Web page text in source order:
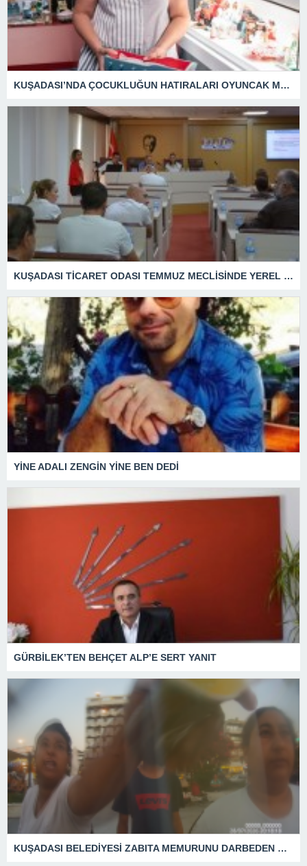
KUŞADASI’NDA ÇOCUKLUĞUN HATIRALARI OYUNCAK MÜZESİNDE HAYAT BULACAK
KUŞADASI TİCARET ODASI TEMMUZ MECLİSİNDE YEREL İŞLETMELERE ANLAMLI DESTEK
YİNE ADALI ZENGİN YİNE BEN DEDİ
GÜRBİLEK’TEN BEHÇET ALP’E SERT YANIT
KUŞADASI BELEDİYESİ ZABITA MEMURUNU DARBEDEN DİLENCİ 2 KADIN TUTUKLANDI